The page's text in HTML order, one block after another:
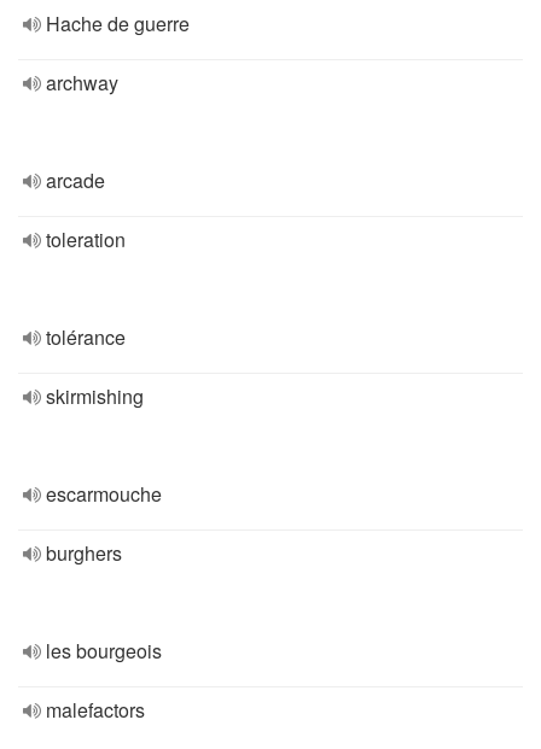
Hache de guerre
archway
arcade
toleration
tolérance
skirmishing
escarmouche
burghers
les bourgeois
malefactors